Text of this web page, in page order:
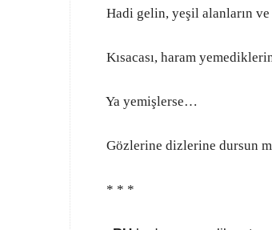
Hadi gelin, yeşil alanların ve
Kısacası, haram
Ya yemişlerse…
Gözlerine dizlerine dursun
* * *